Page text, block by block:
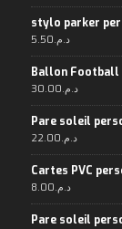
stylo parker
د.م.5.50
Ballon Football
د.م.30.00
Pare soleil
د.م.22.00
Cartes PVC
د.م.8.00
Pare soleil